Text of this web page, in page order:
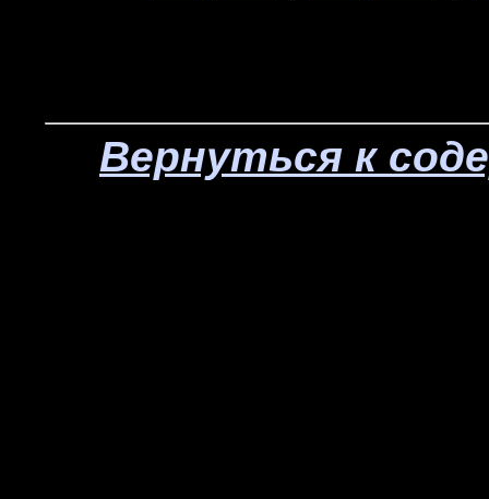
Вернуться к